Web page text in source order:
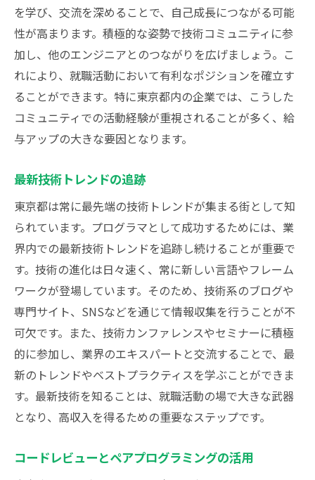
を学び、交流を深めることで、自己成長につながる可能
性が高まります。積極的な姿勢で技術コミュニティに参
加し、他のエンジニアとのつながりを広げましょう。こ
れにより、就職活動において有利なポジションを確立す
ることができます。特に東京都内の企業では、こうした
コミュニティでの活動経験が重視されることが多く、給
与アップの大きな要因となります。
最新技術トレンドの追跡
東京都は常に最先端の技術トレンドが集まる街として知
られています。プログラマとして成功するためには、業
界内での最新技術トレンドを追跡し続けることが重要で
す。技術の進化は日々速く、常に新しい言語やフレーム
ワークが登場しています。そのため、技術系のブログや
専門サイト、SNSなどを通じて情報収集を行うことが不
可欠です。また、技術カンファレンスやセミナーに積極
的に参加し、業界のエキスパートと交流することで、最
新のトレンドやベストプラクティスを学ぶことができま
す。最新技術を知ることは、就職活動の場で大きな武器
となり、高収入を得るための重要なステップです。
コードレビューとペアプログラミングの活用